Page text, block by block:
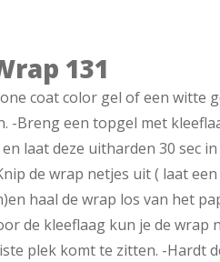
131
coat color gel of een witte
-Breng een topgel met
laat deze uitharden 30 sec
de wrap netjes uit ( laat
haal de wrap los van het
de kleeflaag kun je de wrap
plek komt te zitten. -Hardt